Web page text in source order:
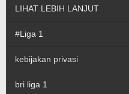
LIHAT LEBIH LANJUT
#Liga 1
kebijakan privasi
bri liga 1